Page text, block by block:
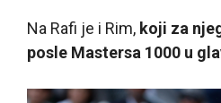
Na Rafi je i Rim, koji za
posle Mastersa 1000 u